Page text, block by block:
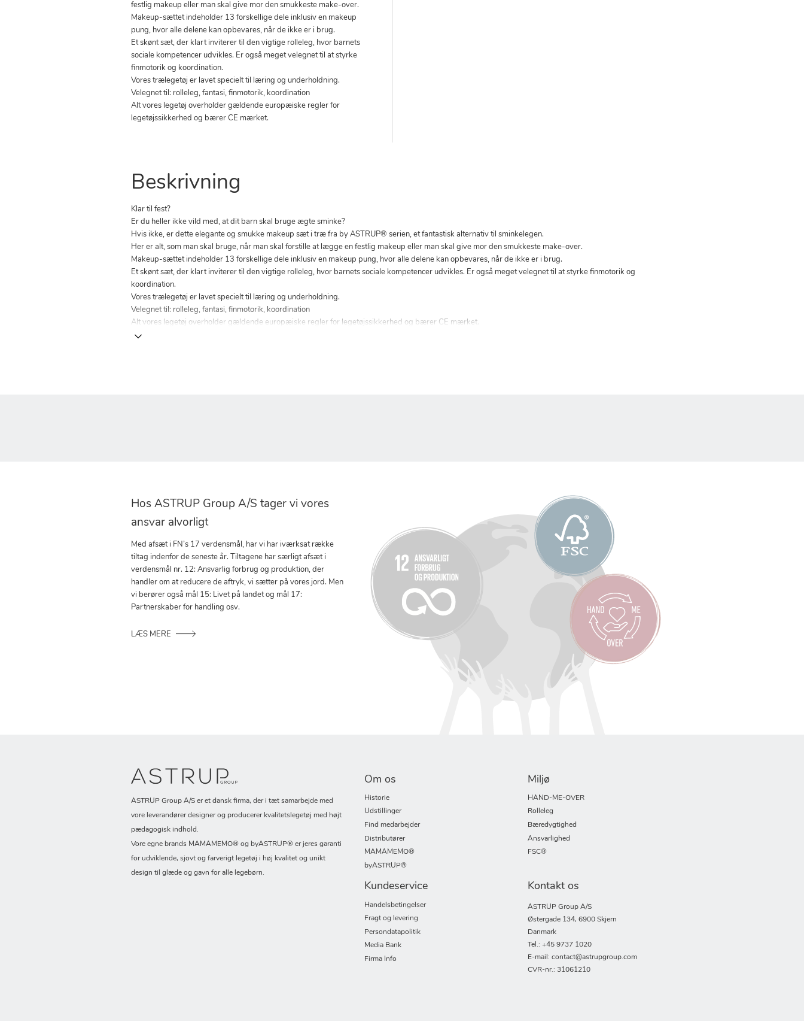
festlig makeup eller man skal give mor den smukkeste make-over.
Makeup-sættet indeholder 13 forskellige dele inklusiv en makeup
pung, hvor alle delene kan opbevares, når de ikke er i brug.
Et skønt sæt, der klart inviterer til den vigtige rolleleg, hvor barnets
sociale kompetencer udvikles. Er også meget velegnet til at styrke
finmotorik og koordination.
Vores trælegetøj er lavet specielt til læring og underholdning.
Velegnet til: rolleleg, fantasi, finmotorik, koordination
Alt vores legetøj overholder gældende europæiske regler for
legetøjssikkerhed og bærer CE mærket.
Beskrivning
Klar til fest?
Er du heller ikke vild med, at dit barn skal bruge ægte sminke?
Hvis ikke, er dette elegante og smukke makeup sæt i træ fra by ASTRUP® serien, et fantastisk alternativ til sminkelegen.
Her er alt, som man skal bruge, når man skal forstille at lægge en festlig makeup eller man skal give mor den smukkeste make-over.
Makeup-sættet indeholder 13 forskellige dele inklusiv en makeup pung, hvor alle delene kan opbevares, når de ikke er i brug.
Et skønt sæt, der klart inviterer til den vigtige rolleleg, hvor barnets sociale kompetencer udvikles. Er også meget velegnet til at styrke finmotorik og
koordination.
Vores trælegetøj er lavet specielt til læring og underholdning.
Velegnet til: rolleleg, fantasi, finmotorik, koordination
Alt vores legetøj overholder gældende europæiske regler for legetøjssikkerhed og bærer CE mærket.
Hos ASTRUP Group A/S tager vi vores
ansvar alvorligt
Med afsæt i FN’s 17 verdensmål, har vi har iværksat række
tiltag indenfor de seneste år. Tiltagene har særligt afsæt i
verdensmål nr. 12: Ansvarlig forbrug og produktion, der
handler om at reducere de aftryk, vi sætter på vores jord. Men
vi berører også mål 15: Livet på landet og mål 17:
Partnerskaber for handling osv.
LÆS MERE
ASTRUP Group A/S er et dansk firma, der i tæt samarbejde med
vore leverandører designer og producerer kvalitetslegetøj med højt
pædagogisk indhold.
Vore egne brands MAMAMEMO® og byASTRUP® er jeres garanti
for udviklende, sjovt og farverigt legetøj i høj kvalitet og unikt
design til glæde og gavn for alle legebørn.
Om os
Historie
Udstillinger
Find medarbejder
Distributører
MAMAMEMO®
byASTRUP®
Miljø
HAND-ME-OVER
Rolleleg
Bæredygtighed
Ansvarlighed
FSC®
Kundeservice
Handelsbetingelser
Fragt og levering
Persondatapolitik
Media Bank
Firma Info
Kontakt os
ASTRUP Group A/S
Østergade 134, 6900 Skjern
Danmark
Tel.: +45 9737 1020
E-mail: contact@astrupgroup.com
CVR-nr.: 31061210